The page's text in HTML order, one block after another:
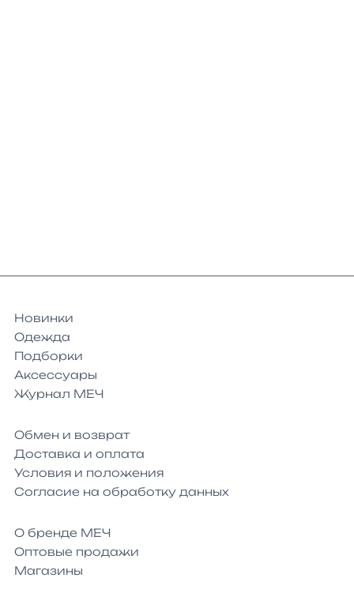
Новинки
Одежда
Подборки
Аксессуары
Журнал МЕЧ
Обмен и возврат
Доставка и оплата
Условия и положения
Согласие на обработку данных
О бренде МЕЧ
Оптовые продажи
Магазины